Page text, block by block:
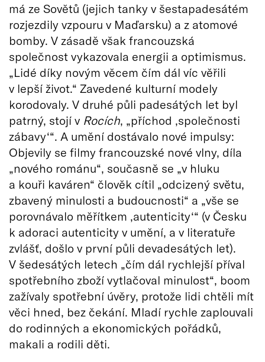
má ze Sovětů (jejich tanky v šestapadesátém
rozjezdily vzpouru v Maďarsku) a z atomové
bomby. V zásadě však francouzská
společnost vykazovala energii a optimismus.
„Lidé díky novým věcem čím dál víc věřili
v lepší život.“ Zavedené kulturní modely
korodovaly. V druhé půli padesátých let byl
patrný, stojí v Rocích, „příchod ‚společnosti
zábavy‘“. A umění dostávalo nové impulsy:
Objevily se filmy francouzské nové vlny, díla
„nového románu“, současně se „v hluku
a kouři kaváren“ člověk cítil „odcizený světu,
zbavený minulosti a budoucnosti“ a „vše se
porovnávalo měřítkem ‚autenticity‘“ (v Česku
k adoraci autenticity v umění, a v literatuře
zvlášť, došlo v první půli devadesátých let).
V šedesátých letech „čím dál rychlejší příval
spotřebního zboží vytlačoval minulost“, boom
zažívaly spotřební úvěry, protože lidi chtěli mít
věci hned, bez čekání. Mladí rychle zaplouvali
do rodinných a ekonomických pořádků,
makali a rodili děti.